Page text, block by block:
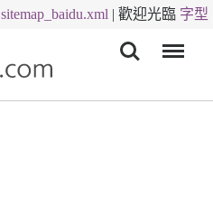
sitemap_baidu.xml | 歡迎光臨 字型